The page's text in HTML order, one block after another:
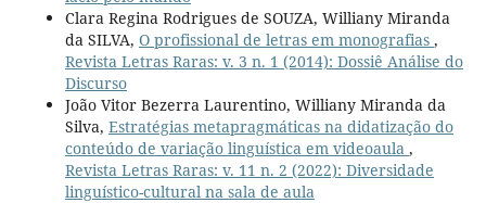
Clara Regina Rodrigues de SOUZA, Williany Miranda
da SILVA, O profissional de letras em monografias ,
Revista Letras Raras: v. 3 n. 1 (2014): Dossiê Análise do
Discurso
João Vitor Bezerra Laurentino, Williany Miranda da
Silva, Estratégias metapragmáticas na didatização do
conteúdo de variação linguística em videoaula ,
Revista Letras Raras: v. 11 n. 2 (2022): Diversidade
linguístico-cultural na sala de aula